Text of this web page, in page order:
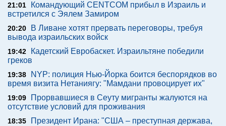
21:01
Командующий CENTCOM прибыл в Израиль и
встретился с Эялем Замиром
20:20
В Ливане хотят прервать переговоры, требуя
вывода израильских войск
19:42
Кадетский Евробаскет. Израильтяне победили
греков
19:38
NYP: полиция Нью-Йорка боится беспорядков во
время визита Нетаниягу: "Мамдани провоцирует их"
19:09
Прорвавшиеся в Сеуту мигранты жалуются на
отсутствие условий для проживания
18:35
Президент Ирана: "США – преступная держава,